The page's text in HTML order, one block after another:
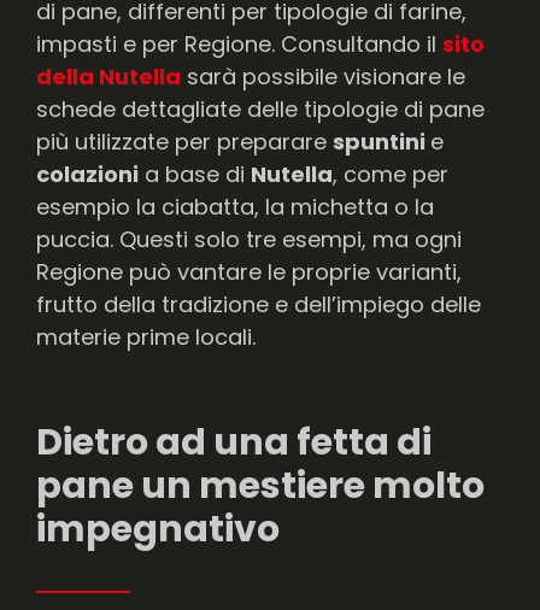
di pane, differenti per tipologie di farine,
impasti e per Regione. Consultando il sito
della Nutella sarà possibile visionare le
schede dettagliate delle tipologie di pane
più utilizzate per preparare spuntini e
colazioni a base di Nutella, come per
esempio la ciabatta, la michetta o la
puccia. Questi solo tre esempi, ma ogni
Regione può vantare le proprie varianti,
frutto della tradizione e dell’impiego delle
materie prime locali.
Dietro ad una fetta di
pane un mestiere molto
impegnativo